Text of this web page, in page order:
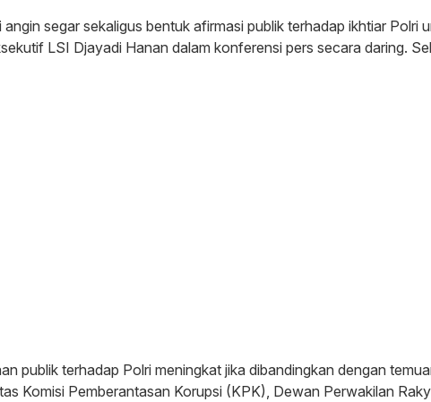
angin segar sekaligus bentuk afirmasi publik terhadap ikhtiar Polri
LSI Djayadi Hanan dalam konferensi pers secara daring.
publik terhadap Polri meningkat jika dibandingkan dengan
Komisi Pemberantasan Korupsi (KPK), Dewan Perwakilan